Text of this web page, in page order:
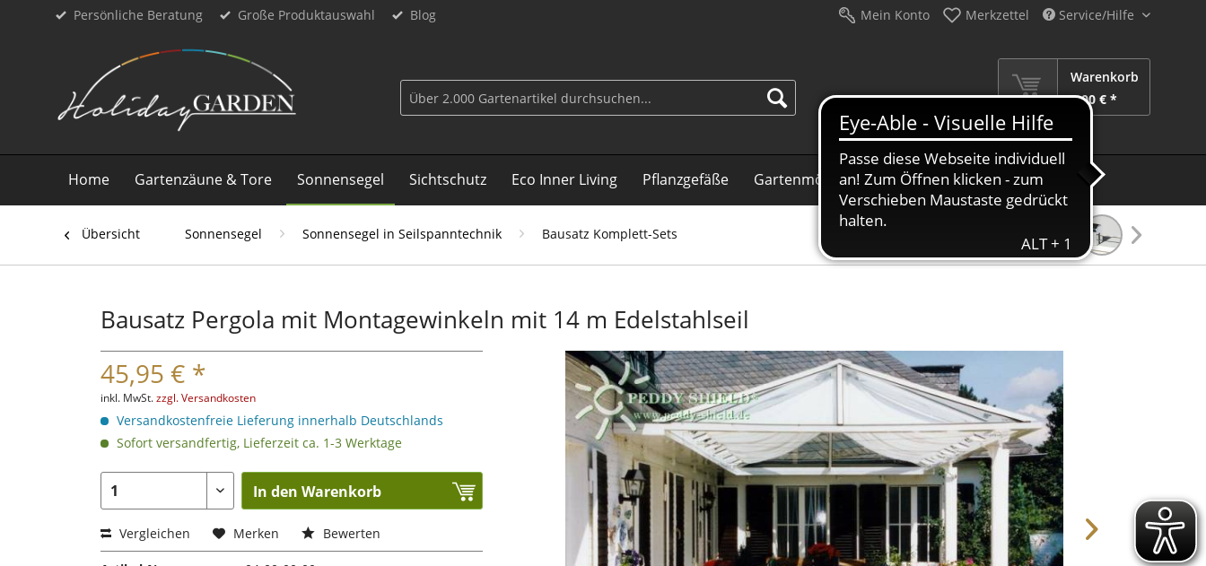
Persönliche Beratung Große Produktauswahl Blog Mein Konto Merkzettel Service/Hilfe
Warenkorb
0,00 € *
Home Gartenzäune & Tore Sonnensegel Sichtschutz Eco Inner Living Pflanzgefäße Gartenmöbel Schirme Dekoration Sale %
Übersicht Sonnensegel Sonnensegel in Seilspanntechnik Bausatz Komplett-Sets
Bausatz Pergola mit Montagewinkeln mit 14 m Edelstahlseil
45,95 € *
inkl. MwSt.zzgl. Versandkosten
Versandkostenfreie Lieferung innerhalb Deutschlands
Sofort versandfertig, Lieferzeit ca. 1-3 Werktage
In den Warenkorb
Vergleichen Merken Bewerten